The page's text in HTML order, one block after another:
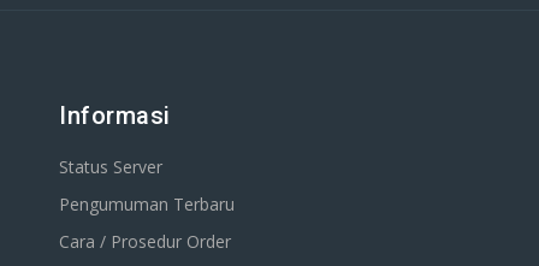
Informasi
Status Server
Pengumuman Terbaru
Cara / Prosedur Order